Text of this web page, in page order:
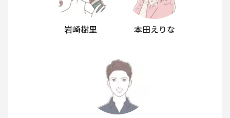
岩崎樹里 本田えりな